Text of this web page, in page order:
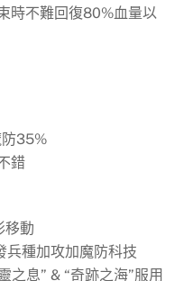
時不難回復80%血量以
防35%
錯
移動
兵種加攻加魔防科技
之息” & “奇跡之海”服用